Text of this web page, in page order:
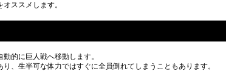
ススメします。
的に巨人戦へ移動します。
、生半可な体力ではすぐに全員倒れてしまうこともあります。